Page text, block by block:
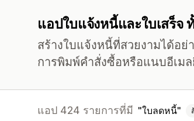
แอปใบแจ้งหนี้และใบเสร็จ
สร้างใบแจ้งหนี้ที่สวยงามได้อย่
การพิมพ์คำสั่งซื้อหรือแนบอีเม
แอป 424 รายการที่มี ใบลดหนี้